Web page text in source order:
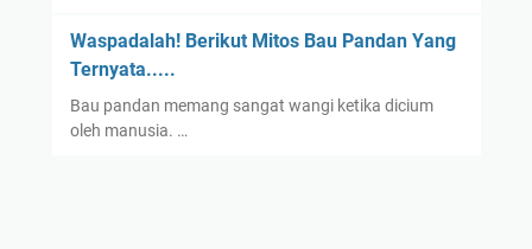
Waspadalah! Berikut Mitos Bau Pandan Yang
Ternyata.....
Bau pandan memang sangat wangi ketika dicium
oleh manusia. …